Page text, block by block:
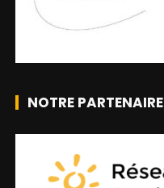
NOTRE PARTENAIRE